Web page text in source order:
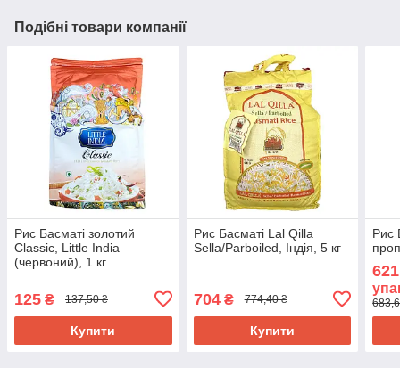
Подібні товари компанії
Рис Басматі золотий
Clаssic, Little India
(червоний), 1 кг
125 ₴ 137,50 ₴
Купити
Рис Басматі Lal Qilla
Sella/Parboiled, Індія, 5 кг
704₴ 774,40 ₴
Купити
Рис